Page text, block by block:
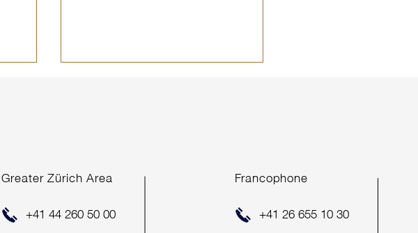
VERKAUF
Greater Zürich Area
+41 44 260 50 00
Francophone
+41 26 655 10 30